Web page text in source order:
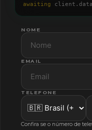
awaiting
client.data
NOME
EMAIL
TELEFONE
Confira se o número de